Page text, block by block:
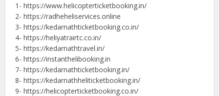
1- https://www.helicopterticketbooking.in/
2- https://radheheliservices.online
3- https://kedarnathticketbooking.co.in/
4- https://heliyatrairtc.co.in/
5- https://kedarnathtravel.in/
6- https://instanthelibooking.in
7- https://kedarnathticketbooking.in/
8- https://kedarnathheliticketbooking.in/
9- https://helicopterticketbooking.co.in/